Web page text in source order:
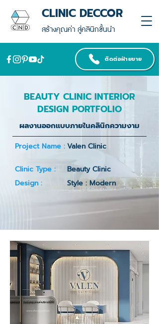
สร้างคุณค่า สู่คลินิกชั้นนำ
CLINIC DECCOR
ติดต่อฝ่ายขาย
BEAUTY CLINIC INTERIOR
DESIGN PORTFOLIO
ผลงานออกแบบภายในคลินิกความงาม
Project Name :Valen Clinic
Clinic Type :
Beauty Clinic
Design :
Style : Modern